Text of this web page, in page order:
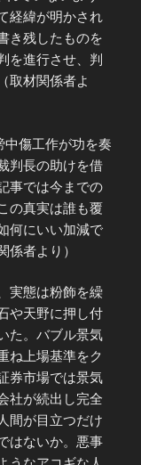
経緯が明かされ
き残したものを
を進行させ、判
取材関係者よ
中傷工作が功を奏
判長の助けを借
事では今までの
の真実は誰も覆
何にいい加減で
係者より）
実態は粉飾を繰
や天野に押し付
た。バブル景気
ね上場基準をク
券市場では景気
社が続出し完全
間が目立つだけ
はないか。悪事